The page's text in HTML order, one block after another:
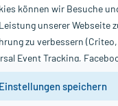
Sie bitte dazu die
Für den Widerruf
können wir Besuche
unserer Webseite
zu verbessern
Event Tracking,
Plugin).
darauf hin, dass die
Einstellungen speichern